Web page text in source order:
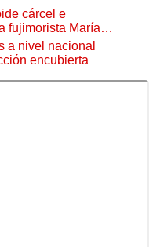
cárcel e
fujimorista María
a nivel nacional
encubierta